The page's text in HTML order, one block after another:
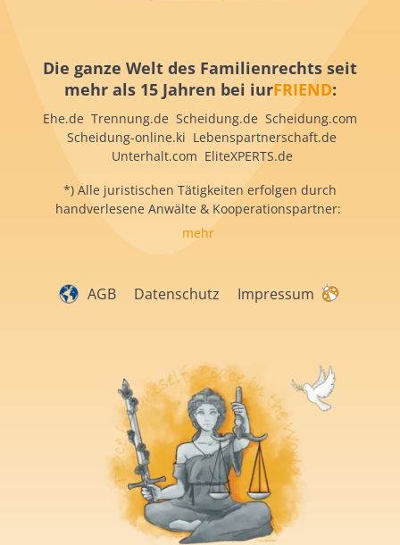
Die ganze Welt des Familienrechts seit
mehr als 15 Jahren bei iurFRIEND:
Ehe.de Trennung.de Scheidung.de Scheidung.com
Scheidung-online.ki Lebenspartnerschaft.de
Unterhalt.com EliteXPERTS.de
*) Alle juristischen Tätigkeiten erfolgen durch
handverlesene Anwälte & Kooperationspartner:
mehr
AGB Datenschutz Impressum